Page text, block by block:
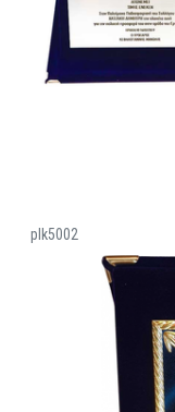
plk5002